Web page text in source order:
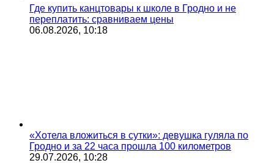
Где купить канцтовары к школе в Гродно и не
переплатить: сравниваем цены
06.08.2026, 10:18
«Хотела вложиться в сутки»: девушка гуляла по
Гродно и за 22 часа прошла 100 километров
29.07.2026, 10:28